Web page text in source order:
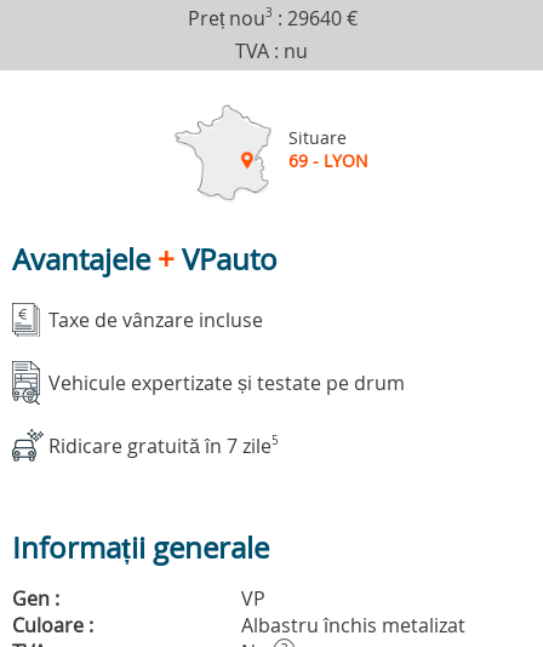
Preț nou3 :29640 €
TVA : nu
Situare
69 - LYON
Avantajele+VPauto
Taxe de vânzare incluse
Vehicule expertizate și testate pe drum
Ridicare gratuită în 7 zile5
Informații generale
Gen :
VP
Culoare :
Albastru închis metalizat